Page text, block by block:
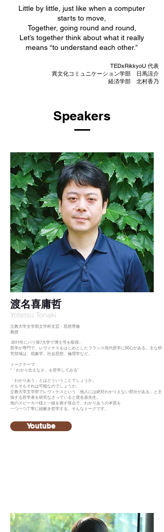
Little by little, just like when a computer
starts to move,
Together, going round and round,
Let’s together think about what it really
means “to understand each other.”
TEDxRikkyoU 代表
異文化コミュニケーション学部 日馬涼介
経済学部 北村香乃​
Speakers
渡名喜庸哲​
​立教大学文学部文学科文芸・思想専修
教授
2011年にパリ第7大学で博士号を取得。
哲学が専門で、レヴィナスをはじめとしたフランス現代哲学に関心がある。主な研
究領域は、現象学、社会思想、倫理学など。
トークテーマ
“「わかり合えなさ」を哲学してみる”
「わかりあう」とはどういうことでしょうか。
そもそもそれは可能なのでしょうか。
立教大学文学部でレヴィナスという「他人には絶対わかりえない部分がある」と主
張する哲学者を研究なさっていると渡名喜先生。
他のスピーカー様と一線を画す視点で、わかりあうの本質を
一つ一つ丁寧に紐解き哲学する。そんなトークです。
Youtube
Yotetsu Tonaki